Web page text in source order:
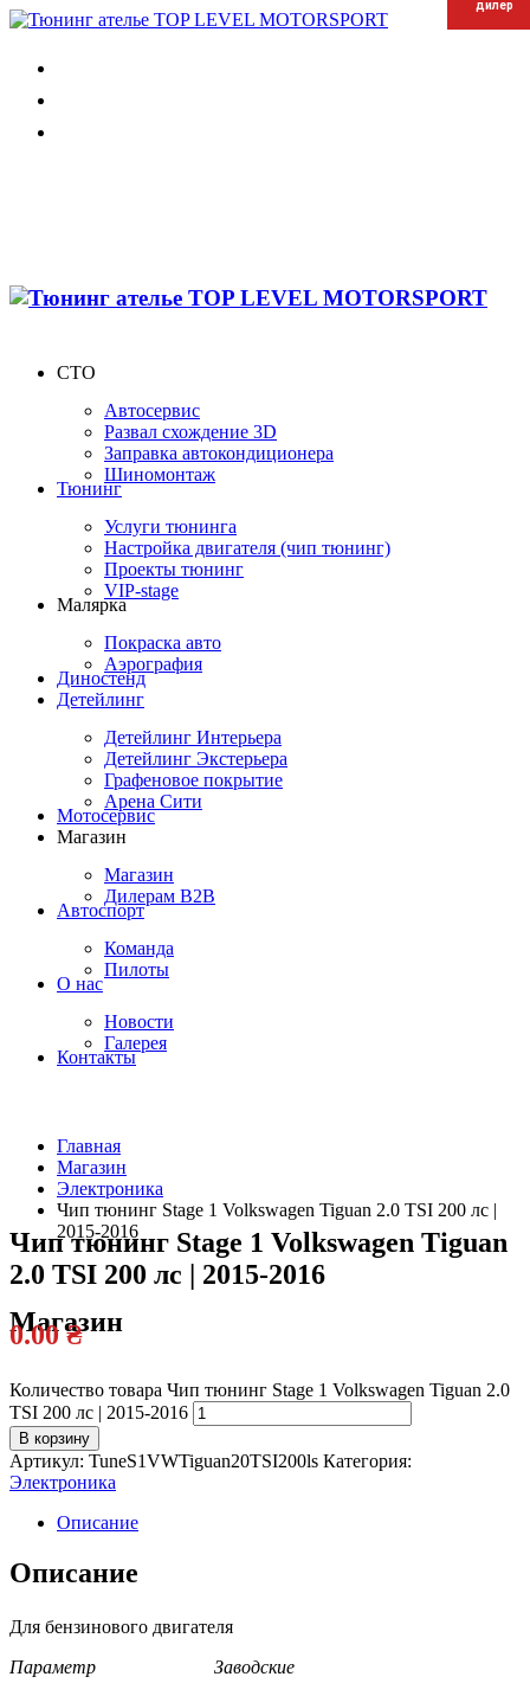
СТО
Автосервис
Развал схождение 3D
Заправка автокондиционера
Шиномонтаж
Тюнинг
Услуги тюнинга
Настройка двигателя (чип тюнинг)
Проекты тюнинг
VIP-stage
Малярка
Покраска авто
Аэрография
Диностенд
Детейлинг
Детейлинг Интерьера
Детейлинг Экстерьера
Графеновое покрытие
Арена Сити
Мотосервис
Магазин
Магазин
Дилерам B2B
Автоспорт
Команда
Пилоты
О нас
Новости
Галерея
Контакты
Главная
Магазин
Электроника
Чип тюнинг Stage 1 Volkswagen Tiguan 2.0 TSI 200 лс |
2015-2016
Магазин
Чип тюнинг Stage 1 Volkswagen Tiguan
2.0 TSI 200 лс | 2015-2016
0.00₴
Количество товара Чип тюнинг Stage 1 Volkswagen Tiguan 2.0
TSI 200 лс | 2015-2016
В корзину
Артикул: TuneS1VWTiguan20TSI200ls Категория:
Электроника
Описание
Описание
Для бензинового двигателя
Параметр Заводские
дилер
дилер
дилер